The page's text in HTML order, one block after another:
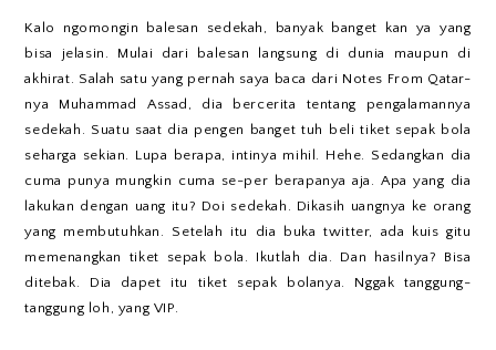
Kalo ngomongin balesan sedekah, banyak banget kan ya yang
bisa jelasin. Mulai dari balesan langsung di dunia maupun di
akhirat. Salah satu yang pernah saya baca dari Notes From Qatar-
nya Muhammad Assad, dia bercerita tentang pengalamannya
sedekah. Suatu saat dia pengen banget tuh beli tiket sepak bola
seharga sekian. Lupa berapa, intinya mihil. Hehe. Sedangkan dia
cuma punya mungkin cuma se-per berapanya aja. Apa yang dia
lakukan dengan uang itu? Doi sedekah. Dikasih uangnya ke orang
yang membutuhkan. Setelah itu dia buka twitter, ada kuis gitu
memenangkan tiket sepak bola. Ikutlah dia. Dan hasilnya? Bisa
ditebak. Dia dapet itu tiket sepak bolanya. Nggak tanggung-
tanggung loh, yang VIP.